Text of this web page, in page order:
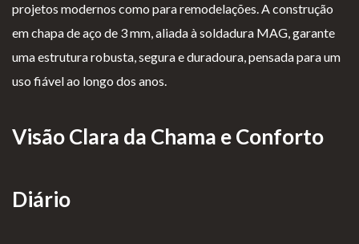
projetos modernos como para remodelações. A construção
em chapa de aço de 3 mm, aliada à soldadura MAG, garante
uma estrutura robusta, segura e duradoura, pensada para um
uso fiável ao longo dos anos.
Visão Clara da Chama e Conforto
Diário
Lareiras por Medida
Saber Mais →
olí